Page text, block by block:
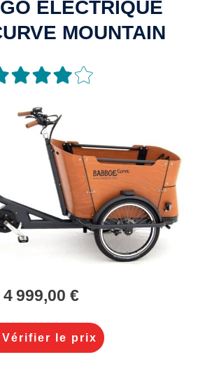
ÉLECTRIQUE
MOUNTAIN
4 999,00 €
Vérifier le prix